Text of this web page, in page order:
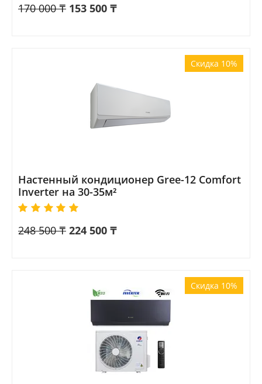
170 000 ₸ 153 500 ₸
Скидка 10%
Настенный кондиционер Gree-12 Comfort
Inverter на 30-35м²
248 500 ₸ 224 500 ₸
Скидка 10%